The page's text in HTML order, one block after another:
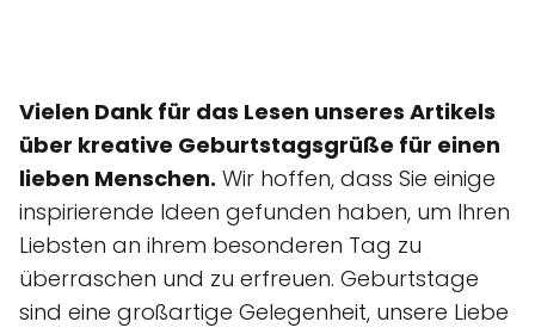
Vielen Dank für das Lesen unseres Artikels
über kreative Geburtstagsgrüße für einen
lieben Menschen. Wir hoffen, dass Sie einige
inspirierende Ideen gefunden haben, um Ihren
Liebsten an ihrem besonderen Tag zu
überraschen und zu erfreuen. Geburtstage
sind eine großartige Gelegenheit, unsere Liebe